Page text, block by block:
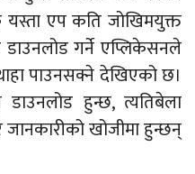
यस्ता एप कति जोखिमयुक्त
गर्ने एप्लिकेसनले
पाउनसक्ने देखिएको छ।
हुन्छ, त्यतिबेला
जानकारीको खोजीमा हुन्छन्